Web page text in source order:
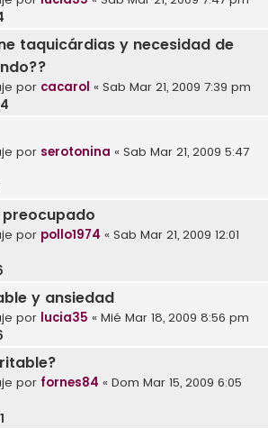
taquicárdias y necesidad de
por cacarol « Sab Mar 21, 2009 7:39 pm
por serotonina « Sab Mar 21, 2009 5:47
por pollo1974 « Sab Mar 21, 2009 12:01
y ansiedad
por lucia35 « Mié Mar 18, 2009 8:56 pm
por fornes84 « Dom Mar 15, 2009 6:05